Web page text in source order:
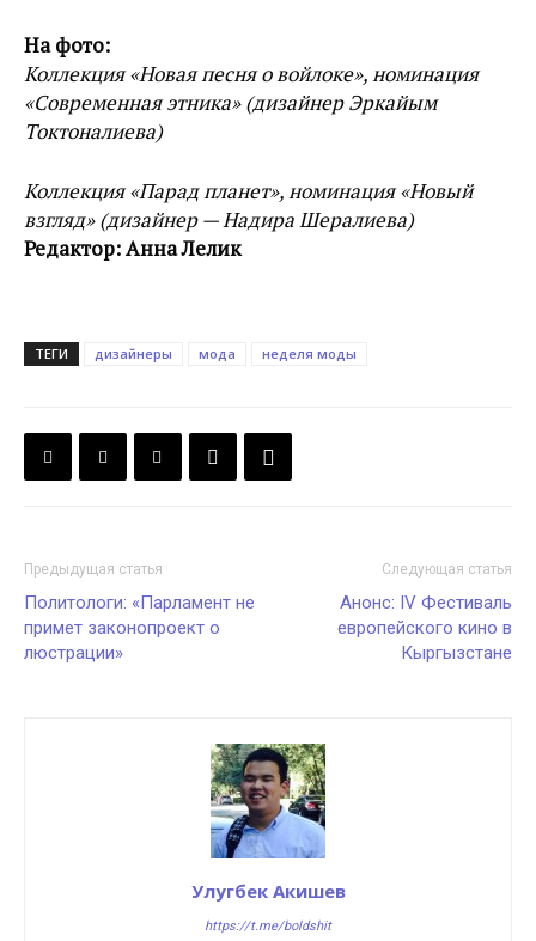
На фото:
Коллекция «Новая песня о войлоке», номинация
«Современная этника» (дизайнер Эркайым
Токтоналиева)
Коллекция «Парад планет», номинация «Новый
взгляд» (дизайнер — Надира Шералиева)
Редактор: Анна Лелик
ТЕГИ дизайнеры мода неделя моды
Предыдущая статья
Политологи: «Парламент не
примет законопроект о
люстрации»
Следующая статья
Анонс: IV Фестиваль
европейского кино в
Кыргызстане
Улугбек Акишев
https://t.me/boldshit